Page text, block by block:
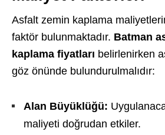
Asfalt zemin kaplama
faktör bulunmaktadır. Batman
kaplama fiyatları belirlenirken
göz önünde bulundurulmalıdır:
Alan Büyüklüğü:
maliyeti doğrudan etkiler.